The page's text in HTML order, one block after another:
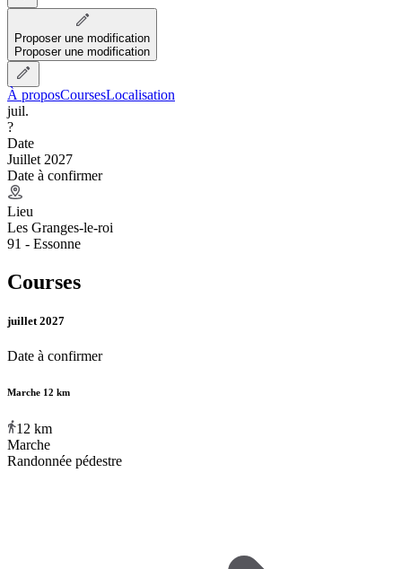
Proposer une modification
Proposer une modification
À proposCoursesLocalisation
juil.
?
Date
Juillet 2027
Date à confirmer
Lieu
Les Granges-le-roi
91 - Essonne
Courses
juillet 2027
Date à confirmer
Marche 12 km
12 km
Marche
Randonnée pédestre